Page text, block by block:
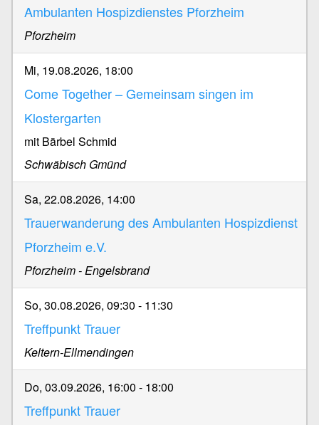
Ambulanten Hospizdienstes Pforzheim
Pforzheim
Mi, 19.08.2026, 18:00
Come Together – Gemeinsam singen im
Klostergarten
mit Bärbel Schmid
Schwäbisch Gmünd
Sa, 22.08.2026, 14:00
Trauerwanderung des Ambulanten Hospizdienst
Pforzheim e.V.
Pforzheim - Engelsbrand
So, 30.08.2026, 09:30 - 11:30
Treffpunkt Trauer
Keltern-Ellmendingen
Do, 03.09.2026, 16:00 - 18:00
Treffpunkt Trauer